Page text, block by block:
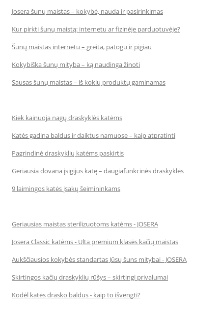
Josera šunų maistas – kokybė, nauda ir pasirinkimas
Kur pirkti šunų maistą: internetu ar fizinėje parduotuvėje?
Šunų maistas internetu – greita, patogu ir pigiau
Kokybiška šunų mityba – ką naudinga žinoti
Sausas šunų maistas – iš kokių produktų gaminamas
Kiek kainuoja nagų draskyklės katėms
Katės gadina baldus ir daiktus namuose – kaip atpratinti
Pagrindinė draskyklių katėms paskirtis
Geriausia dovana įsigijus katę – daugiafunkcinės draskyklės
9 laimingos katės įsakų šeimininkams
Geriausias maistas sterilizuotoms katėms - JOSERA
Josera Classic katėms - Ulta premium klasės kačių maistas
Aukščiausios kokybės standartas Jūsų šuns mitybai - JOSERA
Skirtingos kačių draskyklių rūšys – skirtingi privalumai
Kodėl katės drasko baldus - kaip to išvengti?